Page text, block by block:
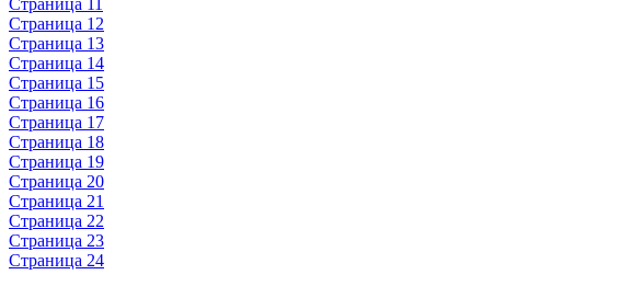
Страница 12
Страница 13
Страница 14
Страница 15
Страница 16
Страница 17
Страница 18
Страница 19
Страница 20
Страница 21
Страница 22
Страница 23
Страница 24